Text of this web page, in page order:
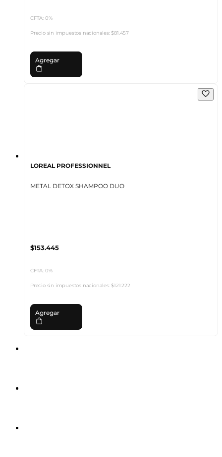
CFTA: 0%
Precio sin impuestos nacionales:$81.457
Agregar
LOREAL PROFESSIONNEL
METAL DETOX SHAMPOO DUO
$153.445
CFTA: 0%
Precio sin impuestos nacionales:$121.222
Agregar